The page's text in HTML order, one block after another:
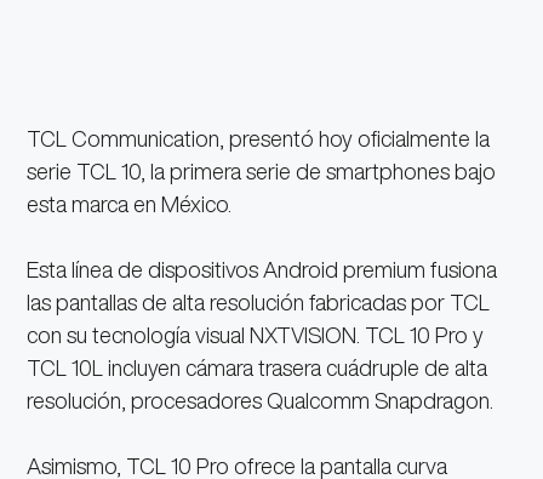
TCL Communication, presentó hoy oficialmente la
serie TCL 10, la primera serie de smartphones bajo
esta marca en México.
Esta línea de dispositivos Android premium fusiona
las pantallas de alta resolución fabricadas por TCL
con su tecnología visual NXTVISION. TCL 10 Pro y
TCL 10L incluyen cámara trasera cuádruple de alta
resolución, procesadores Qualcomm Snapdragon.
Asimismo, TCL 10 Pro ofrece la pantalla curva